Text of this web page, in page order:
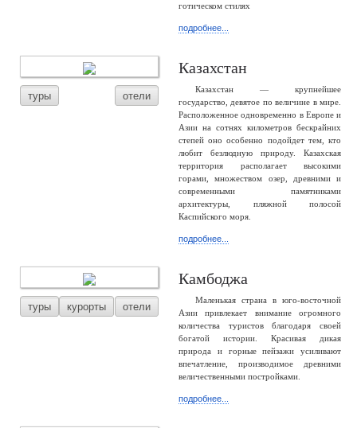
готическом стилях
подробнее...
туры отели
Казахстан
Казахстан — крупнейшее
государство, девятое по величине в мире.
Расположенное одновременно в Европе и
Азии на сотнях километров бескрайних
степей оно особенно подойдет тем, кто
любит безлюдную природу. Казахская
территория располагает высокими
горами, множеством озер, древними и
современными памятниками
архитектуры, пляжной полосой
Каспийского моря.
подробнее...
туры курорты отели
Камбоджа
Маленькая страна в юго-восточной
Азии привлекает внимание огромного
количества туристов благодаря своей
богатой истории. Красивая дикая
природа и горные пейзажи усиливают
впечатление, производимое древними
величественными постройками.
подробнее...